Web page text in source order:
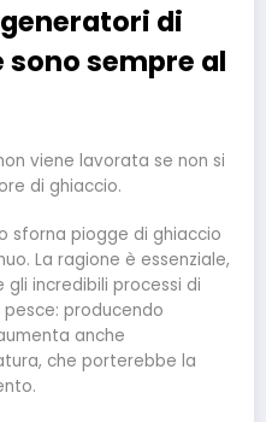
di
sono sempre al
viene lavorata se non si
di ghiaccio.
sforna piogge di ghiaccio
La ragione è essenziale,
incredibili processi di
producendo
anche
che porterebbe la